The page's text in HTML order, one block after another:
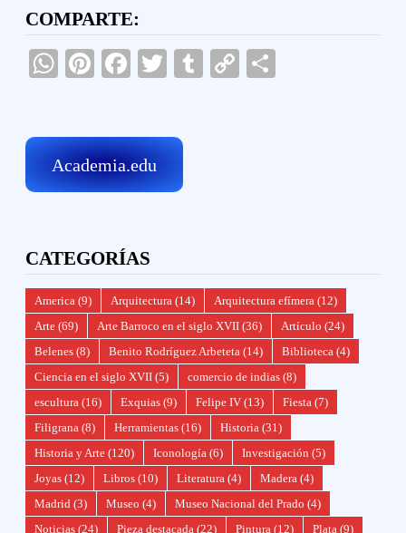
COMPARTE:
WhatsApp
Pinterest
Facebook
TwitterTumblr
Copy
Academia.edu
CATEGORÍAS
America (9) Arquitectura (14) Arquitectura efímera (12)
Arte (69) Arte Barroco en el siglo XVII (36) Artículo (24)
Belenes (8) Benito Rodríguez Arbeteta (14) Biblioteca (4)
Ciencia en el siglo XVII (5) comercio de indias (8)
escultura (16) Exquias (9) Felipe IV (13) Fiesta (7)
Filigrana (8) Herramientas (16) Historia (31)
Historia y Arte (120) Iconología (6) Investigación (5)
Joyas (12) Libros (10) Literatura (4) Madera (4)
Madrid (3) Museo (4) Museo Nacional del Prado (4)
Noticias (24) Pieza destacada (22) Pintura (12) Plata (9)